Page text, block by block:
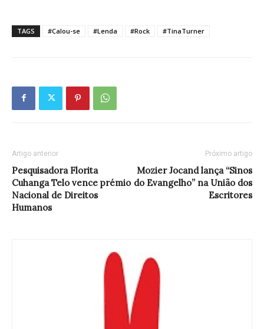
TAGS #Calou-se #Lenda #Rock #TinaTurner
Artigo anterior
Pesquisadora Florita
Cuhanga Telo vence prémio
Nacional de Direitos
Humanos
Próximo artigo
Mozier Jocand lança “Sinos
do Evangelho” na União dos
Escritores